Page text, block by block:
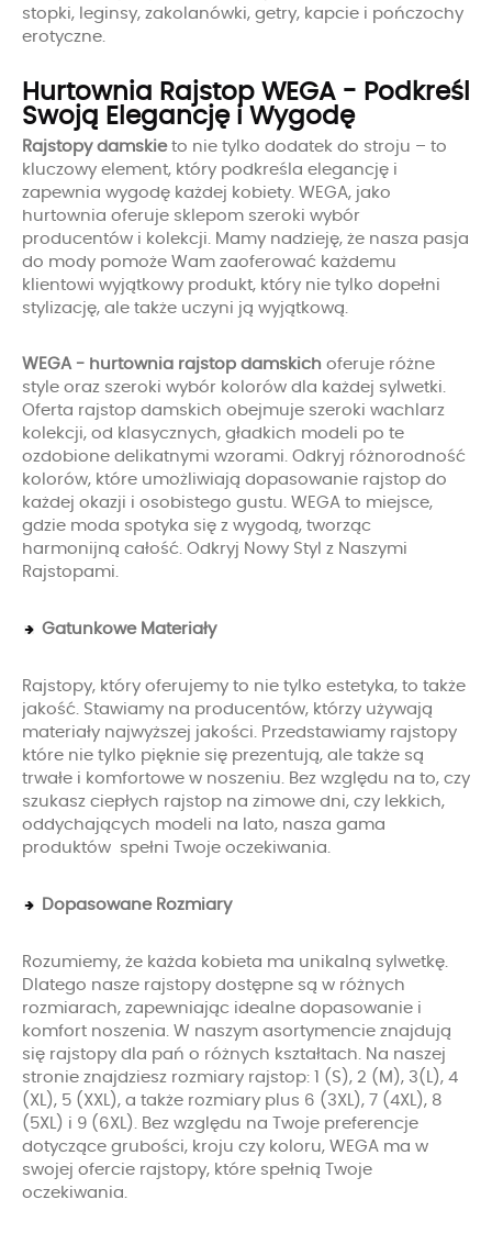
stopki, leginsy, zakolanówki, getry, kapcie i pończochy
erotyczne.
Hurtownia Rajstop WEGA - Podkreśl
Swoją Elegancję i Wygodę
Rajstopy damskieto nie tylko dodatek do stroju – to
kluczowy element, który podkreśla elegancję i
zapewnia wygodę każdej kobiety. WEGA, jako
hurtownia oferuje sklepom szeroki wybór
producentów i kolekcji. Mamy nadzieję, że nasza pasja
do mody pomoże Wam zaoferować każdemu
klientowi wyjątkowy produkt, który nie tylko dopełni
stylizację, ale także uczyni ją wyjątkową.
WEGA - hurtownia rajstop damskich oferuje różne
style oraz szeroki wybór kolorów dla każdej sylwetki.
Oferta rajstop damskich obejmuje szeroki wachlarz
kolekcji, od klasycznych, gładkich modeli po te
ozdobione delikatnymi wzorami. Odkryj różnorodność
kolorów, które umożliwiają dopasowanie rajstop do
każdej okazji i osobistego gustu. WEGA to miejsce,
gdzie moda spotyka się z wygodą, tworząc
harmonijną całość. Odkryj Nowy Styl z Naszymi
Rajstopami.
Gatunkowe Materiały
Rajstopy, który oferujemy to nie tylko estetyka, to także
jakość. Stawiamy na producentów, którzy używają
materiały najwyższej jakości. Przedstawiamy rajstopy
które nie tylko pięknie się prezentują, ale także są
trwałe i komfortowe w noszeniu. Bez względu na to, czy
szukasz ciepłych rajstop na zimowe dni, czy lekkich,
oddychających modeli na lato, nasza gama
produktów spełni Twoje oczekiwania.
Dopasowane Rozmiary
Rozumiemy, że każda kobieta ma unikalną sylwetkę.
Dlatego nasze rajstopy dostępne są w różnych
rozmiarach, zapewniając idealne dopasowanie i
komfort noszenia. W naszym asortymencie znajdują
się rajstopy dla pań o różnych kształtach. Na naszej
stronie znajdziesz rozmiary rajstop: 1 (S), 2 (M), 3(L), 4
(XL), 5 (XXL), a także rozmiary plus 6 (3XL), 7 (4XL), 8
(5XL) i 9 (6XL). Bez względu na Twoje preferencje
dotyczące grubości, kroju czy koloru, WEGA ma w
swojej ofercie rajstopy, które spełnią Twoje
oczekiwania.